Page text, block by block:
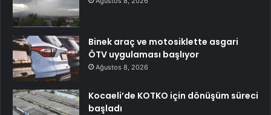
Binek araç ve motosiklette asgari
ÖTV uygulaması başlıyor
Ağustos 8, 2026
Kocaeli’de KOTKO için dönüşüm süreci
başladı